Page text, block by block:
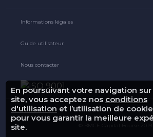
En poursuivant votre navigation sur
site, vous acceptez nos conditions
d'utilisation et l’utilisation de
pour vous garantir la meilleure
site.
Informations légales
Guide utilisateur
Nous contacter